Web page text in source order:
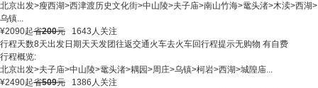
北京出发>瘦西湖>西津渡历史文化街>中山陵>夫子庙>南山竹海>鼋头渚>木渎>西湖>
乌镇...
¥2090起省200元
1643人关注
行程天数8天出发日期天天发团往返交通火车去火车回行程提示无购物 有自费
行程概览:
北京出发>夫子庙>中山陵>鼋头渚>耦园>周庄>乌镇>柯岩>西湖>城隍庙...
¥2490起省509元
1386人关注